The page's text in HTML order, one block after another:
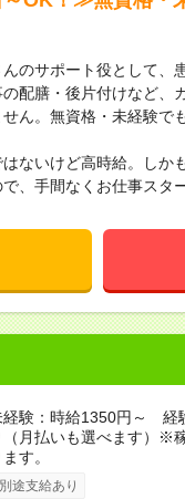
のサポート役として
配膳・後片付けなど、
ん。無資格・未経験で
ないけど高時給。し
、手間なくお仕事スタ
経験：時給1350円～ 経
（月払いも選べます）※
す。
途支給あり